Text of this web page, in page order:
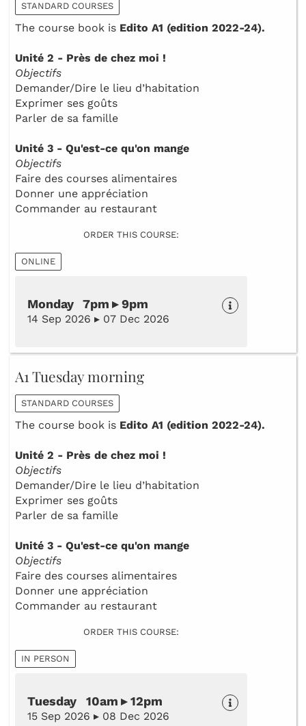
STANDARD COURSES
The course book is Edito A1 (edition 2022-24).
Unité 2 - Près de chez moi !
Objectifs
Demander/Dire le lieu d’habitation
Exprimer ses goûts
Parler de sa famille
Unité 3 - Qu'est-ce qu'on mange
Objectifs
Faire des courses alimentaires
Donner une appréciation
Commander au restaurant
ORDER THIS COURSE:
ONLINE
Monday 7pm ▸ 9pm
14 Sep 2026 ▸ 07 Dec 2026
A1 Tuesday morning
STANDARD COURSES
The course book is Edito A1 (edition 2022-24).
Unité 2 - Près de chez moi !
Objectifs
Demander/Dire le lieu d’habitation
Exprimer ses goûts
Parler de sa famille
Unité 3 - Qu'est-ce qu'on mange
Objectifs
Faire des courses alimentaires
Donner une appréciation
Commander au restaurant
ORDER THIS COURSE:
IN PERSON
Tuesday 10am ▸ 12pm
15 Sep 2026 ▸ 08 Dec 2026